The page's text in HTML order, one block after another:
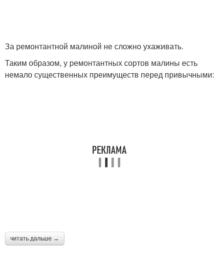
За ремонтантной малиной не сложно ухаживать.
Таким образом, у ремонтантных сортов малины есть
немало существенных преимуществ перед привычными:
читать дальше →